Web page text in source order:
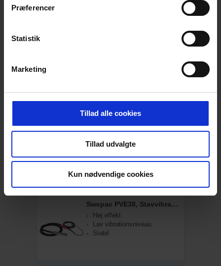
Præferencer
Statistik
Marketing
Tillad alle cookies
Tillad udvalgte
Kun nødvendige cookies
Stabil
Høj effekt
Lav vibrationsniveau
Send en forespørgsel og bliv kontaktet
inden for 24 timer
Læs mere
Swepac PVE38, Stavvibrator, 38 mm
Høj effekt
Lav vibrationsniveau
Stabil